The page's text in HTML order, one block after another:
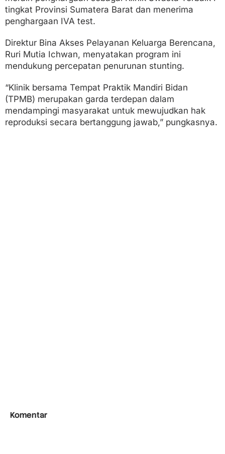
tingkat Provinsi Sumatera Barat dan menerima
penghargaan IVA test.
Direktur Bina Akses Pelayanan Keluarga Berencana,
Ruri Mutia Ichwan, menyatakan program ini
mendukung percepatan penurunan stunting.
“Klinik bersama Tempat Praktik Mandiri Bidan
(TPMB) merupakan garda terdepan dalam
mendampingi masyarakat untuk mewujudkan hak
reproduksi secara bertanggung jawab,” pungkasnya.
Komentar